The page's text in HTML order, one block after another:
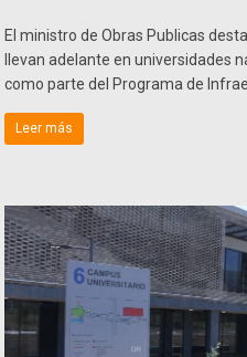
El ministro de Obras Publicas
llevan adelante en universidades
como parte del Programa de
Leer más